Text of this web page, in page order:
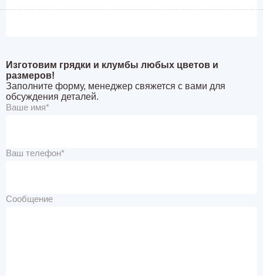
Изготовим грядки и клумбы любых цветов и
размеров!
Заполните форму, менеджер свяжется с вами для
обсуждения деталей.
Ваше имя*
Ваш телефон*
Сообщение